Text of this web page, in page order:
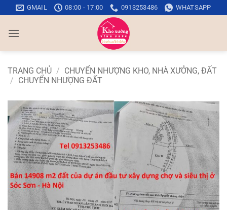
qua
nội
GMAIL 08:00 - 17:00 0913253486 WHATSAPP
TRANG CHỦ / CHUYỂN NHƯỢNG KHO, NHÀ XƯỞNG, ĐẤT
/ CHUYỂN NHƯỢNG ĐẤT